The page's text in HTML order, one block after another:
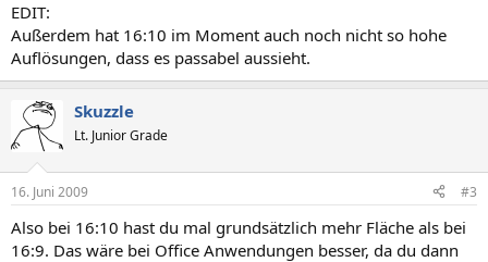
EDIT:
Außerdem hat 16:10 im Moment auch noch nicht so hohe
Auflösungen, dass es passabel aussieht.
Skuzzle
Lt. Junior Grade
16. Juni 2009 #3
Also bei 16:10 hast du mal grundsätzlich mehr Fläche als bei
16:9. Das wäre bei Office Anwendungen besser, da du dann